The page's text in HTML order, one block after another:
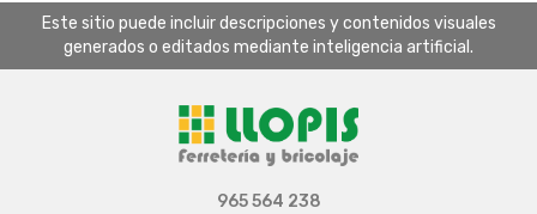
Este sitio puede incluir descripciones y contenidos visuales
generados o editados mediante inteligencia artificial.
965 564 238